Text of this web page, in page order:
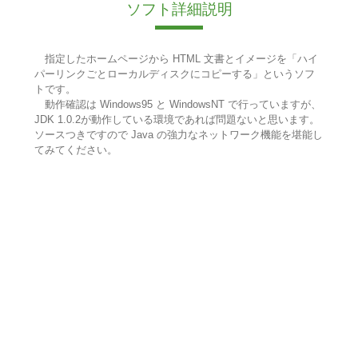
ソフト詳細説明
指定したホームページから HTML 文書とイメージを「ハイ
パーリンクごとローカルディスクにコピーする」というソフ
トです。
動作確認は Windows95 と WindowsNT で行っていますが、
JDK 1.0.2が動作している環境であれば問題ないと思います。
ソースつきですので Java の強力なネットワーク機能を堪能し
てみてください。